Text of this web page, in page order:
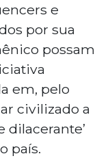
e
por sua
possam
em, pelo
civilizado a
dilacerante’
país.